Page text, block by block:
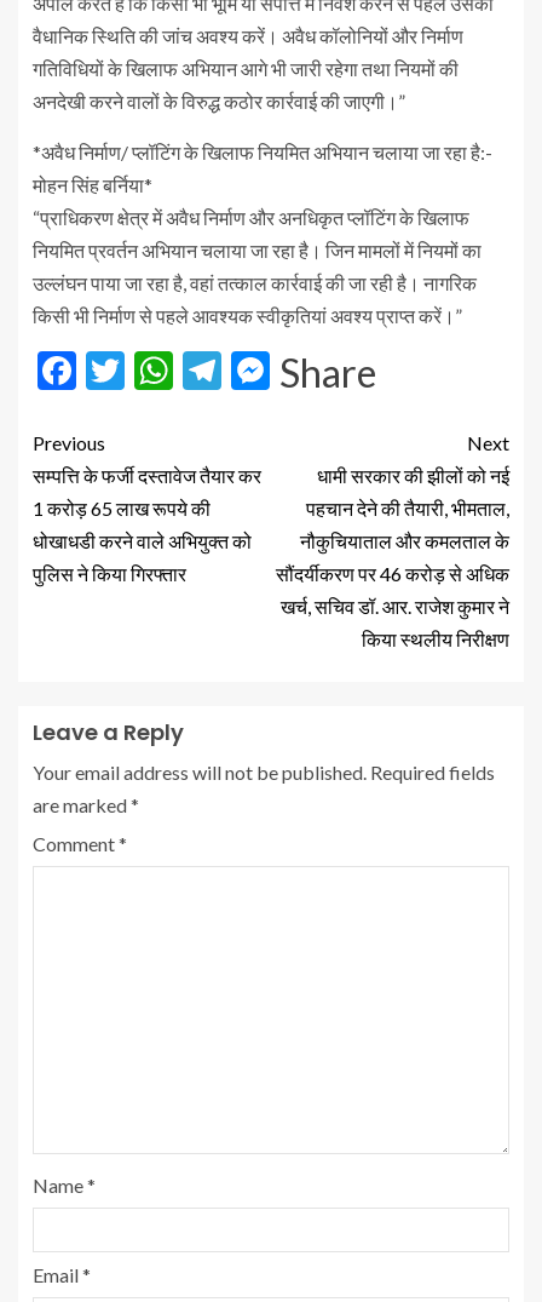
वैधानिक स्थिति की जांच अवश्य करें। अवैध कॉलोनियों और निर्माण
गतिविधियों के खिलाफ अभियान आगे भी जारी रहेगा तथा नियमों की
अनदेखी करने वालों के विरुद्ध कठोर कार्रवाई की जाएगी।”
*अवैध निर्माण/ प्लॉटिंग के खिलाफ नियमित अभियान चलाया जा रहा है:-
मोहन सिंह बर्निया*
“प्राधिकरण क्षेत्र में अवैध निर्माण और अनधिकृत प्लॉटिंग के खिलाफ
नियमित प्रवर्तन अभियान चलाया जा रहा है। जिन मामलों में नियमों का
उल्लंघन पाया जा रहा है, वहां तत्काल कार्रवाई की जा रही है। नागरिक
किसी भी निर्माण से पहले आवश्यक स्वीकृतियां अवश्य प्राप्त करें।”
Facebook
Twitter
WhatsApp
Telegram
Messenger
Share
Previous
सम्पत्ति के फर्जी दस्तावेज तैयार कर
1 करोड़ 65 लाख रूपये की
धोखाधडी करने वाले अभियुक्त को
पुलिस ने किया गिरफ्तार
Next
धामी सरकार की झीलों को नई
पहचान देने की तैयारी, भीमताल,
नौकुचियाताल और कमलताल के
सौंदर्यीकरण पर 46 करोड़ से अधिक
खर्च, सचिव डॉ. आर. राजेश कुमार ने
किया स्थलीय निरीक्षण
Leave a Reply
Your email address will not be published. Required fields
are marked*
Comment*
Name*
Email*